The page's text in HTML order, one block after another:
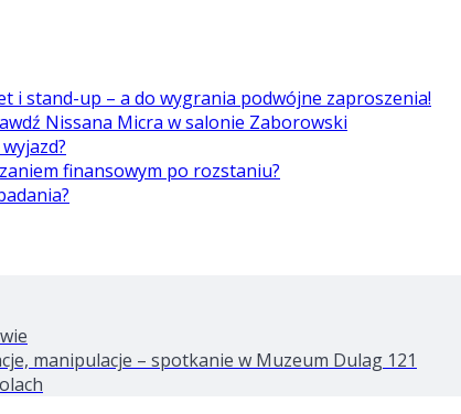
i stand-up – a do wygrania podwójne zaproszenia!
Nissana Micra w salonie Zaborowski
finansowym po rozstaniu?
manipulacje – spotkanie w Muzeum Dulag 121